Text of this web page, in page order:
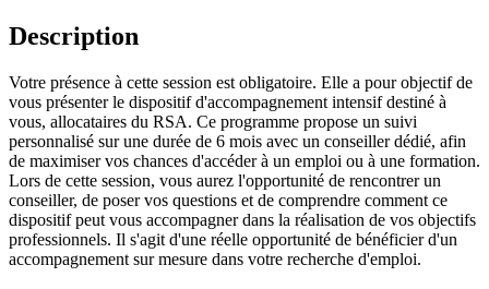
Description
Votre présence à cette session est obligatoire. Elle a pour objectif de
vous présenter le dispositif d'accompagnement intensif destiné à
vous, allocataires du RSA. Ce programme propose un suivi
personnalisé sur une durée de 6 mois avec un conseiller dédié, afin
de maximiser vos chances d'accéder à un emploi ou à une formation.
Lors de cette session, vous aurez l'opportunité de rencontrer un
conseiller, de poser vos questions et de comprendre comment ce
dispositif peut vous accompagner dans la réalisation de vos objectifs
professionnels. Il s'agit d'une réelle opportunité de bénéficier d'un
accompagnement sur mesure dans votre recherche d'emploi.